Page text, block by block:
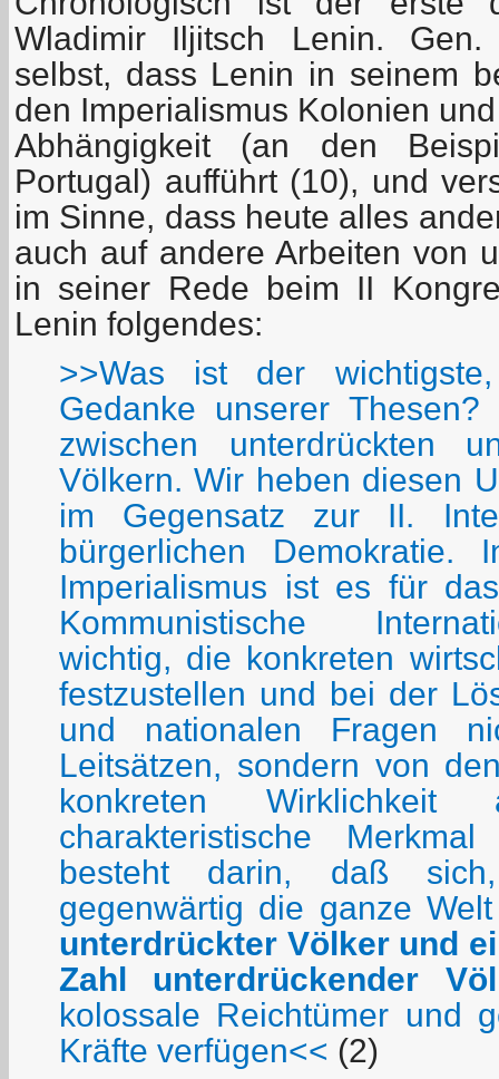
Wladimir Iljitsch Lenin.
selbst, dass Lenin in seinem
den Imperialismus Kolonien
Abhängigkeit (an den
Portugal) aufführt (10), und
im Sinne, dass heute alles
auch auf andere Arbeiten von
in seiner Rede beim II
Lenin folgendes:
>>Was ist der
Gedanke unserer Thesen?
zwischen unterdrückten
Völkern. Wir heben diesen
im Gegensatz zur II.
bürgerlichen
Imperialismus ist es für
Kommunistische
wichtig, die konkreten
festzustellen und bei der
und nationalen Fragen
Leitsätzen, sondern von
konkreten Wirklichkeit
charakteristische
besteht darin, daß
gegenwärtig die ganze
unterdrückter Völker und
Zahl unterdrückender
kolossale Reichtümer und
Kräfte verfügen<< (2)